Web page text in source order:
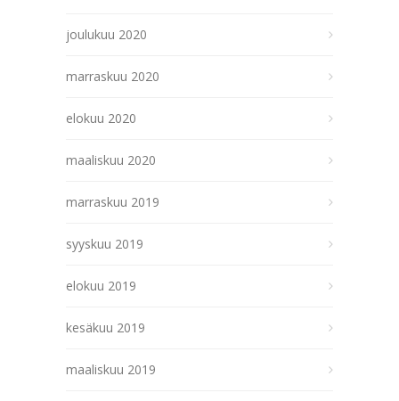
joulukuu 2020
marraskuu 2020
elokuu 2020
maaliskuu 2020
marraskuu 2019
syyskuu 2019
elokuu 2019
kesäkuu 2019
maaliskuu 2019